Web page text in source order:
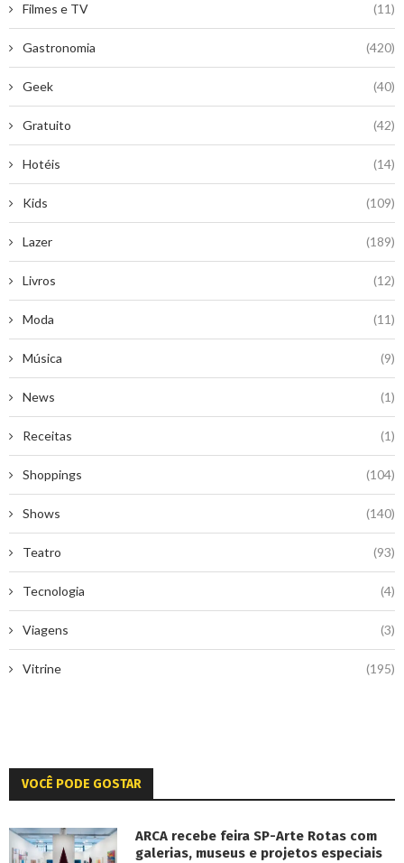
Filmes e TV (11)
Gastronomia (420)
Geek (40)
Gratuito (42)
Hotéis (14)
Kids (109)
Lazer (189)
Livros (12)
Moda (11)
Música (9)
News (1)
Receitas (1)
Shoppings (104)
Shows (140)
Teatro (93)
Tecnologia (4)
Viagens (3)
Vitrine (195)
VOCÊ PODE GOSTAR
ARCA recebe feira SP-Arte Rotas com
galerias, museus e projetos especiais